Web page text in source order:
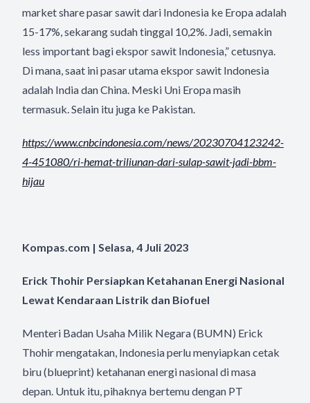
market share pasar sawit dari Indonesia ke Eropa adalah
15-17%, sekarang sudah tinggal 10,2%. Jadi, semakin
less important bagi ekspor sawit Indonesia,” cetusnya.
Di mana, saat ini pasar utama ekspor sawit Indonesia
adalah India dan China. Meski Uni Eropa masih
termasuk. Selain itu juga ke Pakistan.
https://www.cnbcindonesia.com/news/20230704123242-
4-451080/ri-hemat-triliunan-dari-sulap-sawit-jadi-bbm-
hijau
Kompas.com | Selasa, 4 Juli 2023
Erick Thohir Persiapkan Ketahanan Energi Nasional
Lewat Kendaraan Listrik dan Biofuel
Menteri Badan Usaha Milik Negara (BUMN) Erick
Thohir mengatakan, Indonesia perlu menyiapkan cetak
biru (blueprint) ketahanan energi nasional di masa
depan. Untuk itu, pihaknya bertemu dengan PT